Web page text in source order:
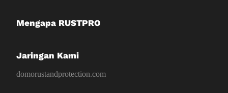
Mengapa RUSTPRO
Jaringan Kami
domorustandprotection.com